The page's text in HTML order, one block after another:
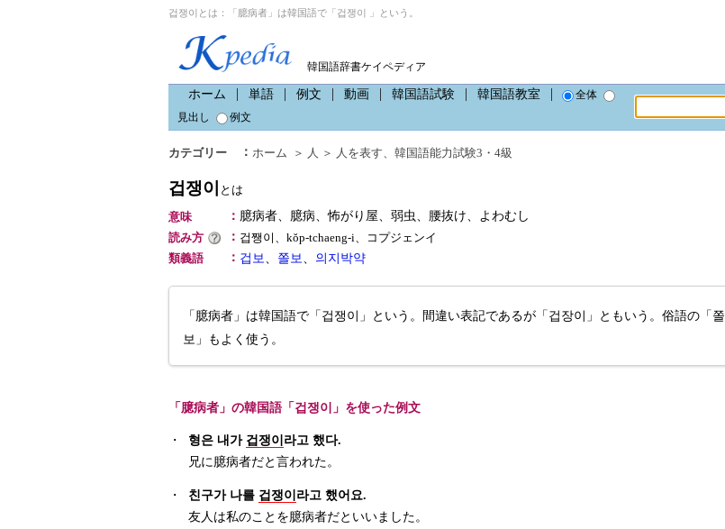
겁쟁이とは：「臆病者」は韓国語で「겁쟁이 」という。
韓国語辞書ケイペディア
ホーム 単語 例文 動画 韓国語試験 韓国語教室
全体
見出し
例文
カテゴリー ： ホーム ＞ 人 ＞ 人を表す、 韓国語能力試験3・4級
겁쟁이 とは
意味
： 臆病者、臆病、怖がり屋、弱虫、腰抜け、よわむし
読み方
： 겁쨍이、kŏp-tchaeng-i、コプジェンイ
類義語
： 겁보、 쫄보、 의지박약
「臆病者」は韓国語で「겁쟁이」という。間違い表記であるが「겁장이」ともいう。俗語の「쫄
보」もよく使う。
「臆病者」の韓国語「겁쟁이」を使った例文
・ 형은 내가 겁쟁이 라고 했다.
兄に臆病者だと言われた。
・ 친구가 나를 겁쟁이 라고 했어요.
友人は私のことを臆病者だといいました。